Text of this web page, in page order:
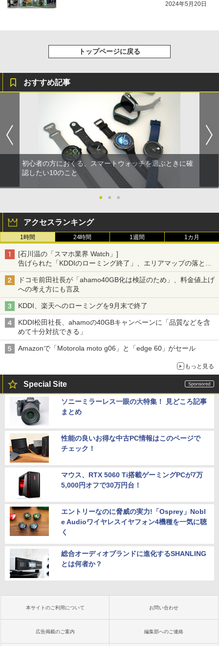
2024年5月20日
トップページに戻る
おすすめ記事
初心者の方におくる、スマートウォッチを選ぶときに確
認したい10のこと
● ● ●
アクセスランキング
1時間 24時間 1週間 1カ月
[石川温の「スマホ業界 Watch」]
告げられた「KDDIのローミング終了」、エリアマップの落とし
穴と楽天モバイルの課題
ドコモ前田社長が「ahamo40GB化は検証のため」、料金値上げ
への考え方にも言及
KDDI、楽天へのローミングを9月末で終了
KDDI松田社長、ahamoの40GBキャンペーンに「品質などを含
めて十分対抗できる」
Amazonで「Motorola moto g06」と「edge 60」がセール
もっと見る
Special Site
ソニーミラーレス一眼の大特集！ 見どころ記事
まとめ
性能の良いお得な中古PC情報はこのページで
チェック！
マウス、RTX 5060 Ti搭載ゲーミングPCが7万
5,000円オフで30万円台！
エントリーなのに脅威の実力!「Osprey」Nobl
e Audioワイヤレスイヤフォン4機種を一気に聴
く
総合オーディオブランドに進化するSHANLING
とは何者か？
本サイトのご利用について お問い合わせ
広告掲載のご案内 編集部へのご連絡